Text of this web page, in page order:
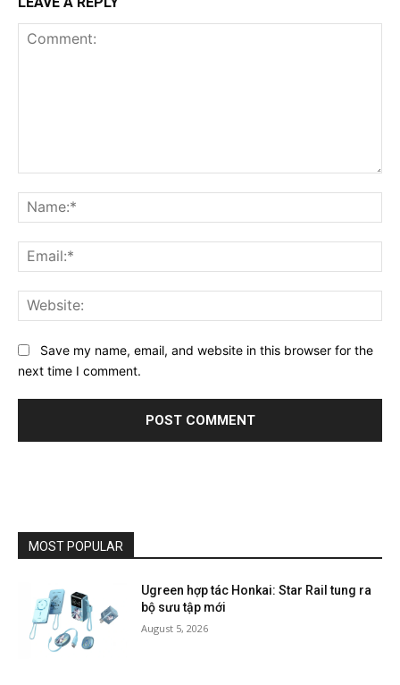
Save my name, email, and website in this browser for the
next time I comment.
MOST POPULAR
Ugreen hợp tác Honkai: Star Rail tung ra
bộ sưu tập mới
August 5, 2026